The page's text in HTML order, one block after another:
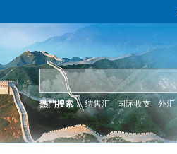
熱門搜索： 结售汇 国际收支 外汇